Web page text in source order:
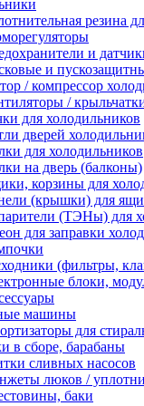
резина
и
и
/ компрессор
/
для холодильников
дверей
для холодильников
на дверь (балконы)
корзины для
(крышки) для
(ТЭНы) для
для заправки
(фильтры,
блоки,
машины
для
в сборе, барабаны
сливных насосов
люков /
баки